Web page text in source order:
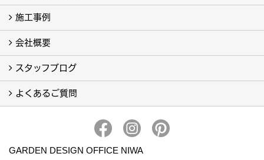
厳選商材-すべて- (4)
施工事例
フォトギャラリー
完工事例
会社概要
会社概要・アクセス
イベント一覧
スタッフブログ
スタッフブログ
スタッフ一覧
よくあるご質問
GARDEN DESIGN OFFICE NIWA